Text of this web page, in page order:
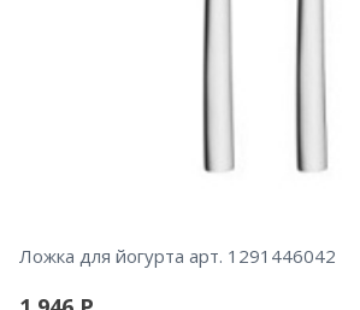
Ложка для йогурта арт. 1291446042